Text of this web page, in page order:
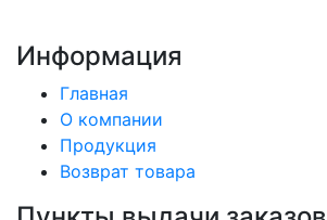
Информация
Главная
О компании
Продукция
Возврат товара